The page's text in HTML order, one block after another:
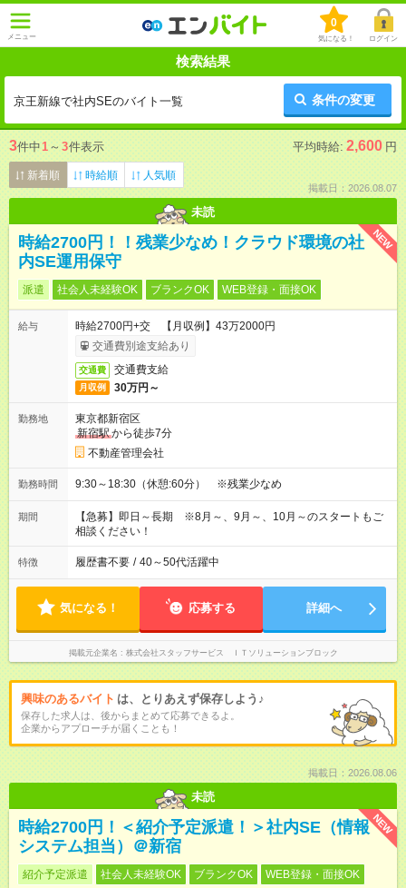
メニュー
0
気になる！ ログイン
検索結果
京王新線で社内SEのバイト一覧 条件の変更
3件中1 ～ 3件表示 平均時給: 2,600 円
新着順 時給順 人気順
掲載日：2026.08.07
未読
NEW
時給2700円！！残業少なめ！クラウド環境の社
内SE運用保守
派遣 社会人未経験OK ブランクOK WEB登録・面接OK
給与
時給2700円+交 【月収例】43万2000円
交通費別途支給あり
交通費 交通費支給
月収例 30万円～
勤務地
東京都新宿区
新宿駅から徒歩7分
不動産管理会社
勤務時間 9:30～18:30（休憩:60分） ※残業少なめ
期間
【急募】即日～長期 ※8月～、9月～、10月～のスタートもご
相談ください！
特徴 履歴書不要 / 40～50代活躍中
気になる！ 応募する 詳細へ
掲載元企業名 株式会社スタッフサービス ＩＴソリューションブロック
興味のあるバイト は、とりあえず保存しよう♪
保存した求人は、後からまとめて応募できるよ。
企業からアプローチが届くことも！
掲載日：2026.08.06
未読
NEW
時給2700円！＜紹介予定派遣！＞社内SE（情報
システム担当）＠新宿
紹介予定派遣 社会人未経験OK ブランクOK WEB登録・面接OK